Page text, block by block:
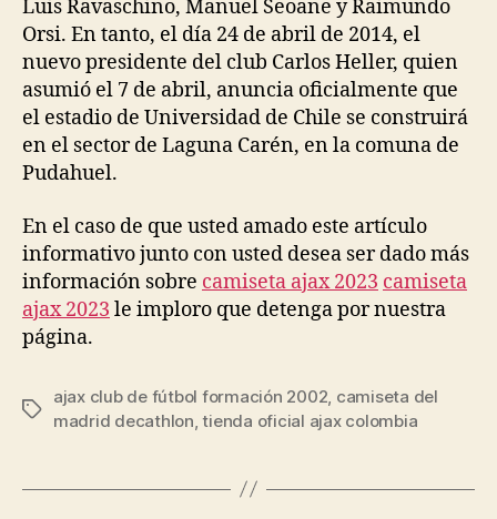
Luis Ravaschino, Manuel Seoane y Raimundo
Orsi. En tanto, el día 24 de abril de 2014, el
nuevo presidente del club Carlos Heller, quien
asumió el 7 de abril, anuncia oficialmente que
el estadio de Universidad de Chile se construirá
en el sector de Laguna Carén, en la comuna de
Pudahuel.
En el caso de que usted amado este artículo
informativo junto con usted desea ser dado más
información sobre camiseta ajax 2023 camiseta
ajax 2023 le imploro que detenga por nuestra
página.
Etiquetas
ajax club de fútbol formación 2002 camiseta del
madrid decathlon ,tienda oficial ajax colombia